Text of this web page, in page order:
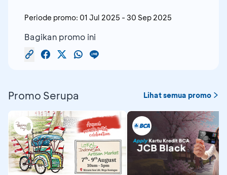
Periode promo: 01 Jul 2025 - 30 Sep 2025
Bagikan promo ini
Promo Serupa Lihat semua promo